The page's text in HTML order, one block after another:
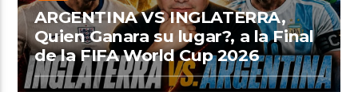
ARGENTINA VS INGLATERRA,
Quien Ganara su lugar?, a la Final
de la FIFA World Cup 2026